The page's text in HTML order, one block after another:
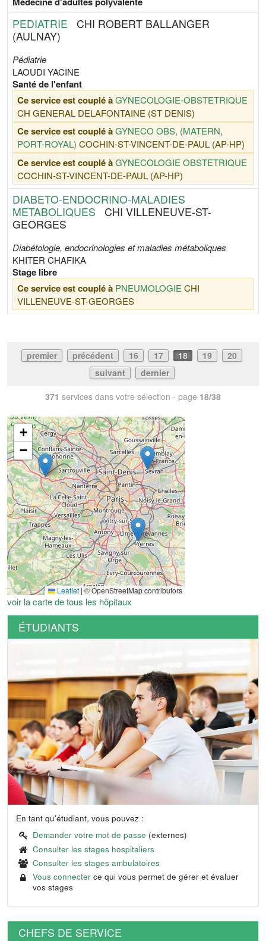
PEDIATRIE
CHI ROBERT BALLANGER
(AULNAY)
Pédiatrie
LAOUDI YACINE
Santé de l'enfant
Ce service est couplé àGYNECOLOGIE-OBSTETRIQUE
CH GENERAL DELAFONTAINE (ST DENIS)
Ce service est couplé àGYNECO OBS, (MATERN,
PORT-ROYAL) COCHIN-ST-VINCENT-DE-PAUL (AP-HP)
Ce service est couplé àGYNECOLOGIE OBSTETRIQUE
COCHIN-ST-VINCENT-DE-PAUL (AP-HP)
DIABETO-ENDOCRINO-MALADIES
METABOLIQUES
CHI VILLENEUVE-ST-
GEORGES
Diabétologie, endocrinologies et maladies métaboliques
KHITER CHAFIKA
Stage libre
Ce service est couplé à PNEUMOLOGIE CHI
VILLENEUVE-ST-GEORGES
premier précédent 16 17 18 19
20
suivant
dernier
371 services dans votre sélection - page 18/38
+
−
Leaflet |© OpenStreetMap contributors
voir la carte de tous les hôpitaux
ÉTUDIANTS
En tant qu'étudiant, vous pouvez :
Demander votre mot de passe (externes)
Consulter les stages hospitaliers
Consulter les stages ambulatoires
Vous connecter ce qui vous permet de gérer et évaluer
vos stages
CHEFS DE SERVICE